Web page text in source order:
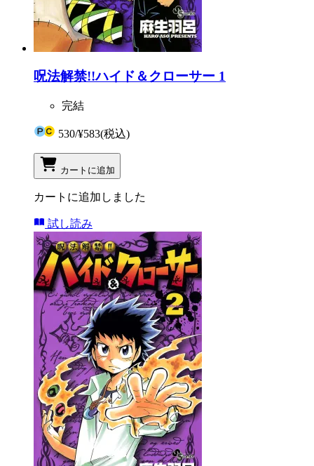
呪法解禁!!ハイド＆クローサー 1
完結
530/¥583(税込)
カートに追加
カートに追加しました
試し読み